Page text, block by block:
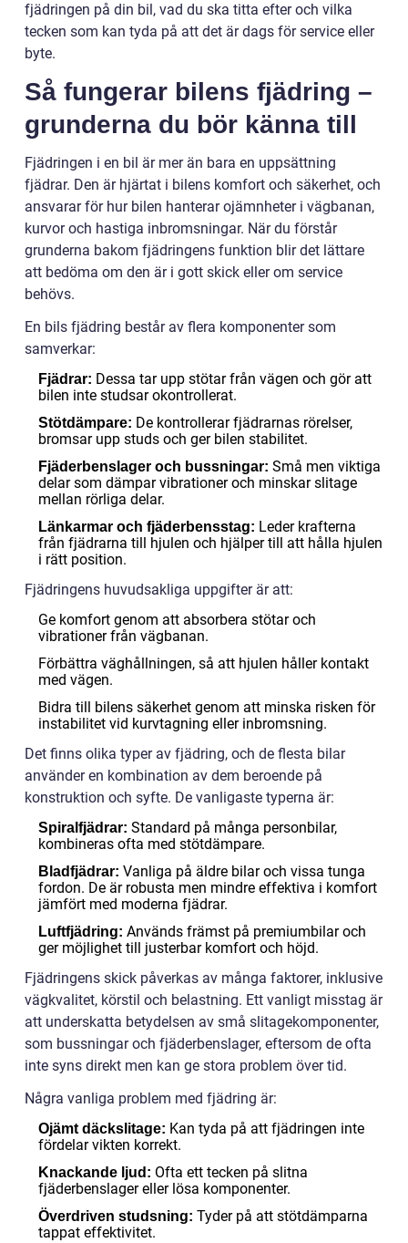
fjädringen på din bil, vad du ska titta efter och vilka
tecken som kan tyda på att det är dags för service eller
byte.
Så fungerar bilens fjädring –
grunderna du bör känna till
Fjädringen i en bil är mer än bara en uppsättning
fjädrar. Den är hjärtat i bilens komfort och säkerhet, och
ansvarar för hur bilen hanterar ojämnheter i vägbanan,
kurvor och hastiga inbromsningar. När du förstår
grunderna bakom fjädringens funktion blir det lättare
att bedöma om den är i gott skick eller om service
behövs.
En bils fjädring består av flera komponenter som
samverkar:
Fjädrar: Dessa tar upp stötar från vägen och gör att
bilen inte studsar okontrollerat.
Stötdämpare: De kontrollerar fjädrarnas rörelser,
bromsar upp studs och ger bilen stabilitet.
Fjäderbenslager och bussningar: Små men viktiga
delar som dämpar vibrationer och minskar slitage
mellan rörliga delar.
Länkarmar och fjäderbensstag: Leder krafterna
från fjädrarna till hjulen och hjälper till att hålla hjulen
i rätt position.
Fjädringens huvudsakliga uppgifter är att:
Ge komfort genom att absorbera stötar och
vibrationer från vägbanan.
Förbättra väghållningen, så att hjulen håller kontakt
med vägen.
Bidra till bilens säkerhet genom att minska risken för
instabilitet vid kurvtagning eller inbromsning.
Det finns olika typer av fjädring, och de flesta bilar
använder en kombination av dem beroende på
konstruktion och syfte. De vanligaste typerna är:
Spiralfjädrar: Standard på många personbilar,
kombineras ofta med stötdämpare.
Bladfjädrar: Vanliga på äldre bilar och vissa tunga
fordon. De är robusta men mindre effektiva i komfort
jämfört med moderna fjädrar.
Luftfjädring: Används främst på premiumbilar och
ger möjlighet till justerbar komfort och höjd.
Fjädringens skick påverkas av många faktorer, inklusive
vägkvalitet, körstil och belastning. Ett vanligt misstag är
att underskatta betydelsen av små slitagekomponenter,
som bussningar och fjäderbenslager, eftersom de ofta
inte syns direkt men kan ge stora problem över tid.
Några vanliga problem med fjädring är:
Ojämt däckslitage: Kan tyda på att fjädringen inte
fördelar vikten korrekt.
Knackande ljud: Ofta ett tecken på slitna
fjäderbenslager eller lösa komponenter.
Överdriven studsning: Tyder på att stötdämparna
tappat effektivitet.